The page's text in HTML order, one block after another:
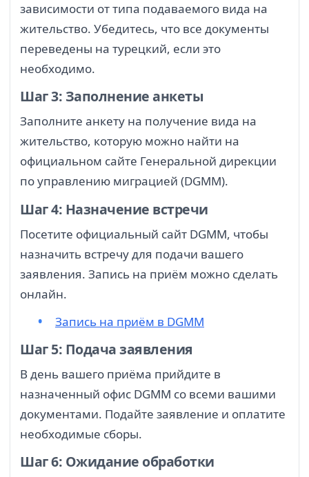
зависимости от типа подаваемого вида на
жительство. Убедитесь, что все документы
переведены на турецкий, если это
необходимо.
Шаг 3: Заполнение анкеты
Заполните анкету на получение вида на
жительство, которую можно найти на
официальном сайте Генеральной дирекции
по управлению миграцией (DGMM).
Шаг 4: Назначение встречи
Посетите официальный сайт DGMM, чтобы
назначить встречу для подачи вашего
заявления. Запись на приём можно сделать
онлайн.
Запись на приём в DGMM
Шаг 5: Подача заявления
В день вашего приёма прийдите в
назначенный офис DGMM со всеми вашими
документами. Подайте заявление и оплатите
необходимые сборы.
Шаг 6: Ожидание обработки